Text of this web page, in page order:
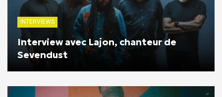
INTERVIEWS
Interview avec Lajon, chanteur de
Sevendust